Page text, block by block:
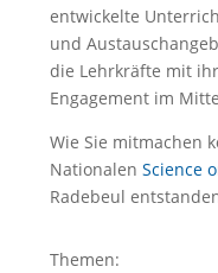
entwickelte
und
die Lehrkräfte mit
Engagement im
Wie Sie mitmachen
Nationalen Science
Radebeul
Themen: